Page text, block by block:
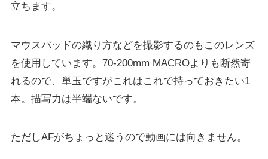
立ちます。
マウスパッドの織り方などを撮影するのもこのレンズ
を使用しています。70-200mm MACROよりも断然寄
れるので、単玉ですがこれはこれで持っておきたい1
本。描写力は半端ないです。
ただしAFがちょっと迷うので動画には向きません。